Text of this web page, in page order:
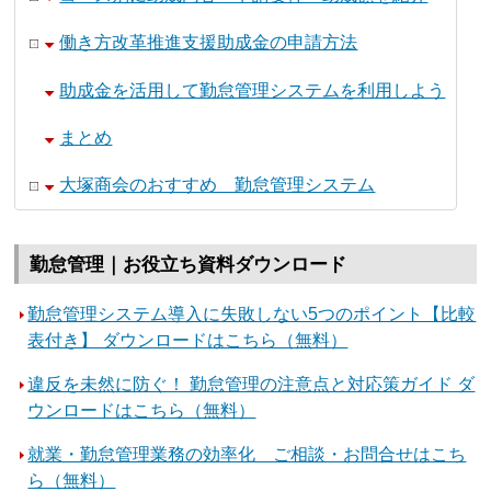
働き方改革推進支援助成金の申請方法
助成金を活用して勤怠管理システムを利用しよう
まとめ
大塚商会のおすすめ 勤怠管理システム
勤怠管理｜お役立ち資料ダウンロード
勤怠管理システム導入に失敗しない5つのポイント【比較
表付き】 ダウンロードはこちら（無料）
違反を未然に防ぐ！ 勤怠管理の注意点と対応策ガイド ダ
ウンロードはこちら（無料）
就業・勤怠管理業務の効率化 ご相談・お問合せはこち
ら（無料）